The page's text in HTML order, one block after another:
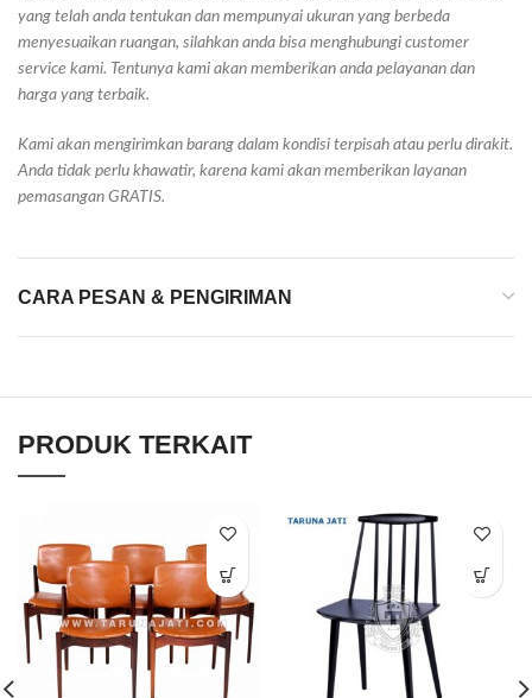
yang telah anda tentukan dan mempunyai ukuran yang berbeda
menyesuaikan ruangan, silahkan anda bisa menghubungi customer
service kami. Tentunya kami akan memberikan anda pelayanan dan
harga yang terbaik.
Kami akan mengirimkan barang dalam kondisi terpisah atau perlu dirakit.
Anda tidak perlu khawatir, karena kami akan memberikan layanan
pemasangan GRATIS.
CARA PESAN & PENGIRIMAN
PRODUK TERKAIT